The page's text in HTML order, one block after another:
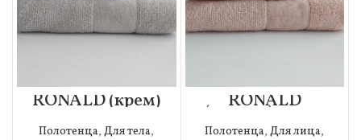
RONALD (крем)
70х140
Полотенце
Полотенца,Для тела,
RONALD
(персик) 50х90
Полотенце
Полотенца,Для лица,